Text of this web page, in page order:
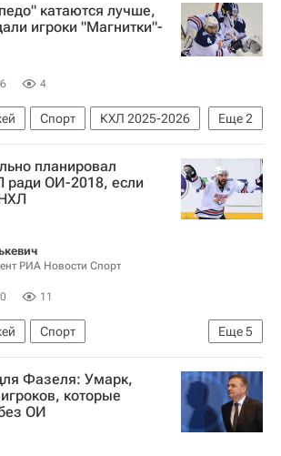
КХЛ 2025-2026
Карл Столлери
Бен Скривенс
Линден Вей
Роберт Клинкхаммер
Мэт Робинсон
катаются лучше,
игроки "Магнитки"-
4
Еще2
Спорт
КХЛ 2025-2026
(Магнитогорск)
планировал
ради ОИ-2018, если
РИА Новости Спорт
11
Еще5
Спорт
Вопрос участия игроков из Национальной хоккейной лиги (НХЛ) в зимних Олимпийских играх 2018 года в Пхенчхане. Мнения, комментарии
игры 2018
Фазеля: Умарк,
которые
ОИ